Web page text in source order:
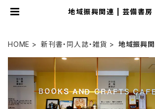
地域振興関連 | 芸備書房
HOME 新刊書・同人誌・雑貨 地域振興